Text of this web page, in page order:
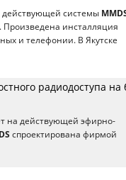
системы
Произведена инсталляция
и телефонии. В Якутске
радиодоступа на
на действующей эфирно-
спроектирована фирмой